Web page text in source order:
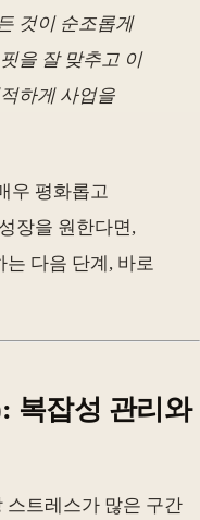
것이 순조롭게
을 잘 맞추고 이
하게 사업을
우 평화롭고
장을 원한다면,
다음 단계, 바로
복잡성 관리와
스트레스가 많은 구간